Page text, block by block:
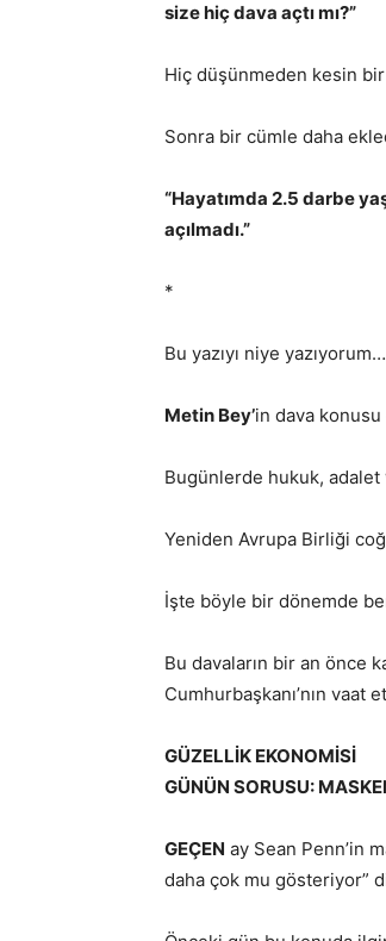
size hiç dava açtı mı?”
Hiç düşünmeden kesin
Sonra bir cümle daha
“Hayatımda 2.5 darbe
açılmadı.”
*
Bu yazıyı niye yazıyorum…
Metin Bey’in dava
Bugünlerde hukuk, adalet
Yeniden Avrupa Birliği
İşte böyle bir dönemde
Bu davaların bir an önce
Cumhurbaşkanı’nın vaat
GÜZELLİK EKONOMİSİ
GÜNÜN SORUSU:
GEÇEN ay Sean Penn’in
daha çok mu gösteriyor”